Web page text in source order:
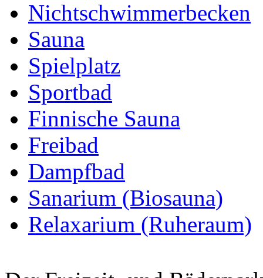
Nichtschwimmerbecken
Sauna
Spielplatz
Sportbad
Finnische Sauna
Freibad
Dampfbad
Sanarium (Biosauna)
Relaxarium (Ruheraum)